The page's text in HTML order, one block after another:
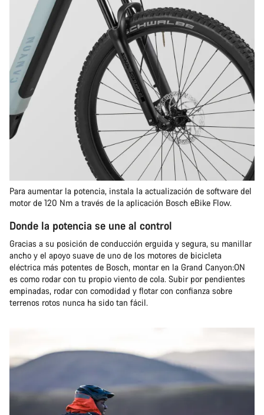
Para aumentar la potencia, instala la actualización de software del
motor de 120 Nm a través de la aplicación Bosch eBike Flow.
Donde la potencia se une al control
Gracias a su posición de conducción erguida y segura, su manillar
ancho y el apoyo suave de uno de los motores de bicicleta
eléctrica más potentes de Bosch, montar en la Grand Canyon:ON
es como rodar con tu propio viento de cola. Subir por pendientes
empinadas, rodar con comodidad y flotar con confianza sobre
terrenos rotos nunca ha sido tan fácil.